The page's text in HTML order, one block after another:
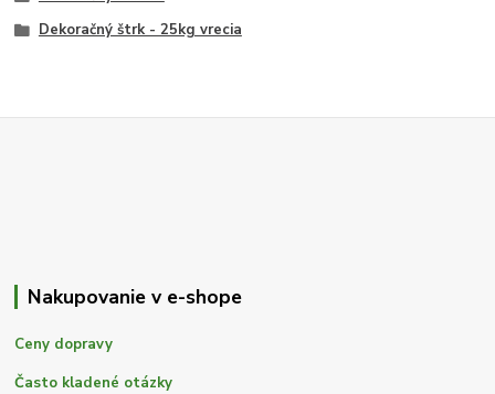
Dekoračný štrk - 25kg vrecia
Nakupovanie v e-shope
Ceny dopravy
Často kladené otázky